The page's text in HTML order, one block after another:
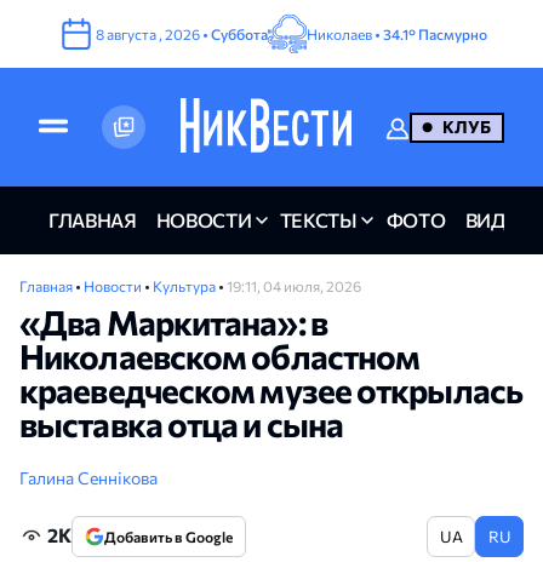
8августа , 2026 • Суббота Николаев • 34.1° Пасмурно
КЛУБ
ГЛАВНАЯ НОВОСТИ ТЕКСТЫ ФОТО ВИДЕО
Главная • Новости • Культура • 19:11, 04 июля, 2026
«Два Маркитана»: в
Николаевском областном
краеведческом музее открылась
выставка отца и сына
Галина Сеннікова
2K Добавить в Google UA RU